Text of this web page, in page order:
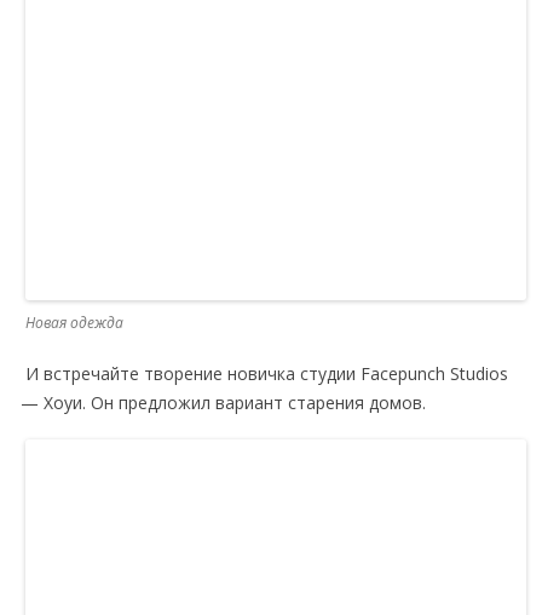
Новая одежда
И встречайте творение новичка студии Facepunch Studios
— Хоуи. Он предложил вариант старения домов.